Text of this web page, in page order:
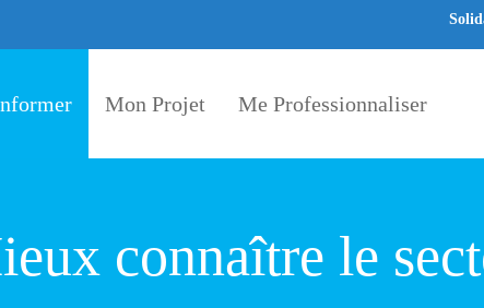
Mon Projet Me Professionnaliser
connaître le